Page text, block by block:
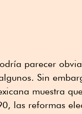
parecer
Sin
muestra
las reformas